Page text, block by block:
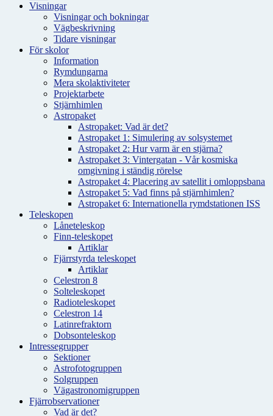
Visningar
Visningar och bokningar
Vägbeskrivning
Tidare visningar
För skolor
Information
Rymdungarna
Mera skolaktiviteter
Projektarbete
Stjärnhimlen
Astropaket
Astropaket: Vad är det?
Astropaket 1: Simulering av solsystemet
Astropaket 2: Hur varm är en stjärna?
Astropaket 3: Vintergatan - Vår kosmiska
omgivning i ständig rörelse
Astropaket 4: Placering av satellit i omloppsbana
Astropaket 5: Vad finns på stjärnhimlen?
Astropaket 6: Internationella rymdstationen ISS
Teleskopen
Låneteleskop
Finn-teleskopet
Artiklar
Fjärrstyrda teleskopet
Artiklar
Celestron 8
Solteleskopet
Radioteleskopet
Celestron 14
Latinrefraktorn
Dobsonteleskop
Intressegrupper
Sektioner
Astrofotogruppen
Solgruppen
Vägastronomigruppen
Fjärrobservationer
Vad är det?